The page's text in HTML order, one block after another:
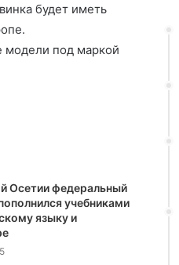
будет иметь
модели под маркой
Осетии федеральный
учебниками
языку и